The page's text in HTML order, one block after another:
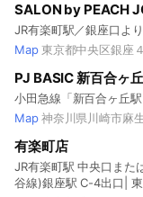
SALON by PEACH
JR有楽町駅／銀座口よ
Map 東京都中央区銀
PJ BASIC 新百合ヶ
小田急線「新百合ヶ丘
Map 神奈川県川崎市麻
有楽町店
JR有楽町駅 中央口また
谷線)銀座駅 C-4出口|